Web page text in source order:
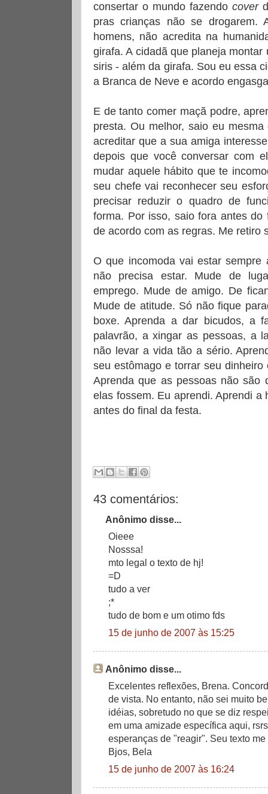
consertar o mundo fazendo cover
pras crianças não se drogarem.
homens, não acredita na
girafa. A cidadã que planeja
siris - além da girafa. Sou eu essa
a Branca de Neve e acordo
E de tanto comer maçã podre,
presta. Ou melhor, saio eu
acreditar que a sua amiga
depois que você conversar com
mudar aquele hábito que te
seu chefe vai reconhecer seu
precisar reduzir o quadro de
forma. Por isso, saio fora antes
de acordo com as regras. Me retiro
O que incomoda vai estar
não precisa estar. Mude de
emprego. Mude de amigo. De
Mude de atitude. Só não fique
boxe. Aprenda a dar bicudos, a
palavrão, a xingar as pessoas, a
não levar a vida tão a sério.
seu estômago e torrar seu
Aprenda que as pessoas não são
elas fossem. Eu aprendi. Aprendi
antes do final da festa.
43 comentários:
Anônimo disse...
Oieee
Nosssa!
mto legal o texto de hj!
=D
tudo a ver
;*
tudo de bom e um otimo fds
15 de junho de 2007 às 15:25
Anônimo disse...
Excelentes reflexões, Brena.
de vista. No entanto, não sei muito
idéias, sobretudo no que se diz
em uma amizade específica aqui,
esperanças de "reagir". Seu texto me
Bjos, Bela
15 de junho de 2007 às 16:24